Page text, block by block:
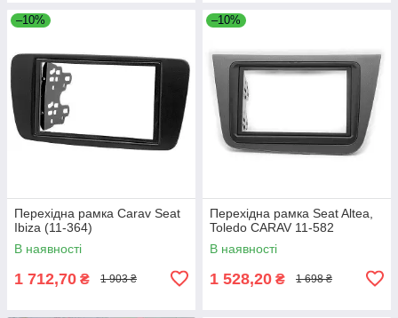
–10%
Перехідна рамка Carav Seat
Ibiza (11-364)
В наявності
1 712,70 ₴ 1 903 ₴
–10%
Перехідна рамка Seat Altea,
Toledo CARAV 11-582
В наявності
1 528,20 ₴ 1 698 ₴